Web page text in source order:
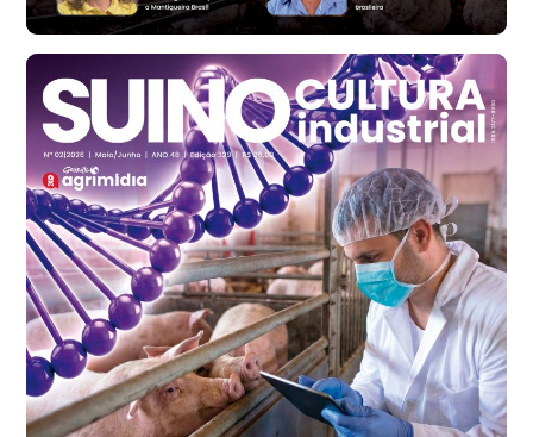
cx
Frango - Indicador
SP
R$ 7,13
kg
Frango - Indicador
SP
R$ 7,15
kg
Trigo Atacado - Regional
PR
R$ 1.417,12
t
Trigo Atacado - Regional